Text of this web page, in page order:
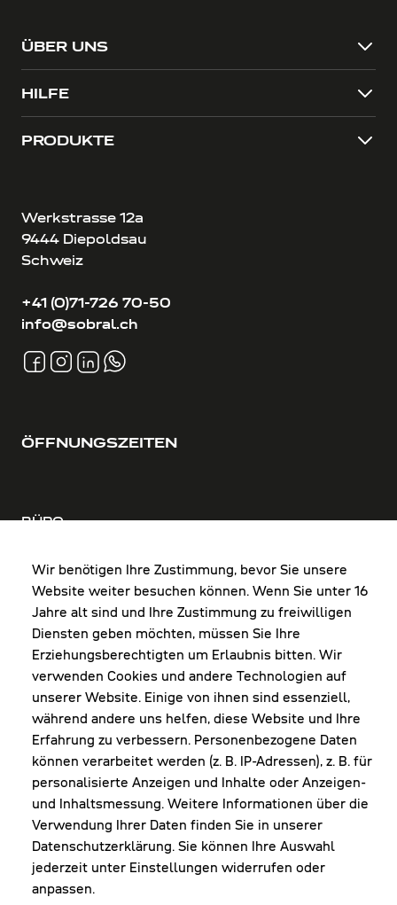
Wir benötigen Ihre Zustimmung, bevor Sie unsere
Website weiter besuchen können. Wenn Sie unter 16
Jahre alt sind und Ihre Zustimmung zu freiwilligen
Diensten geben möchten, müssen Sie Ihre
Erziehungsberechtigten um Erlaubnis bitten. Wir
verwenden Cookies und andere Technologien auf
unserer Website. Einige von ihnen sind essenziell,
während andere uns helfen, diese Website und Ihre
Erfahrung zu verbessern. Personenbezogene Daten
können verarbeitet werden (z. B. IP-Adressen), z. B. für
personalisierte Anzeigen und Inhalte oder Anzeigen-
und Inhaltsmessung. Weitere Informationen über die
Verwendung Ihrer Daten finden Sie in unserer
Datenschutzerklärung. Sie können Ihre Auswahl
jederzeit unter Einstellungen widerrufen oder
anpassen.
ÜBER UNS
HILFE
PRODUKTE
Werkstrasse 12a
9444 Diepoldsau
Schweiz
+41 (0)71-726 70-50
info@sobral.ch
ÖFFNUNGSZEITEN
BÜRO
FR: 8:00-12:00 & 13:00-16:00 Uhr
Shop Diepoldsau
MO-Do: 8:00-12:00 & 13:00-17:30 Uhr
Fr: 8:00-16:00 Uhr
1. Samstag im Monat: 9:00-16:00 Uhr
NEWSLETTER
Erhalte Infos zu aktueller Arbeitskleidung für
deine Firma und unseren Service